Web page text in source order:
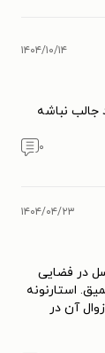
۱۴۰۴/۱۰/۱۴
جالب نباشه
۰
۱۴۰۴/۰۴/۲۳
در فضایی
استارنونه
آن در